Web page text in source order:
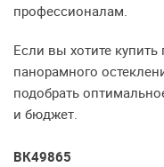
профессионалам.
Если вы хотите
панорамного
подобрать
и бюджет.
ВК49865